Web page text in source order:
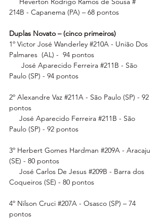
214B - Capanema (PA) – 68 pontos
Duplas Novato – (cinco primeiros)
1º Victor José Wanderley #210A - União Dos
Palmares  (AL) -  94 pontos
      José Aparecido Ferreira
#211B - São
Paulo (SP) - 94 pontos
2º Alexandre Vaz #211A - São Paulo (SP) - 92
pontos
     José Aparecido Ferreira
#211B - São
Paulo (SP) - 92 pontos
3º Herbert Gomes Hardman #209A - Aracaju
(SE) - 80 pontos
     José Carlos De Jesus
#209B - Barra dos
Coqueiros (SE) - 80 pontos
4º Nilson Cruci #207A - Osasco (SP) – 74
pontos